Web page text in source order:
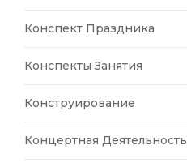
Конспект Праздника
Конспекты Занятия
Конструирование
Концертная Деятельность